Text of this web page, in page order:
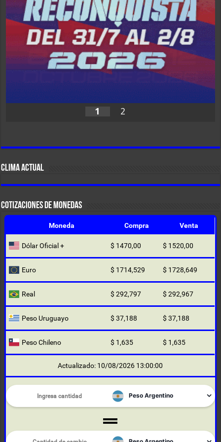
1 2
CLIMA ACTUAL
COTIZACIONES DE MONEDAS
Moneda Compra Venta
Dólar Oficial + $ 1470,00 $ 1520,00
Euro $ 1714,529 $ 1728,649
Real $ 292,797 $ 292,967
Peso Uruguayo $ 37,188 $ 37,188
Peso Chileno $ 1,635 $ 1,635
Actualizado: 10/08/2026 13:00:00